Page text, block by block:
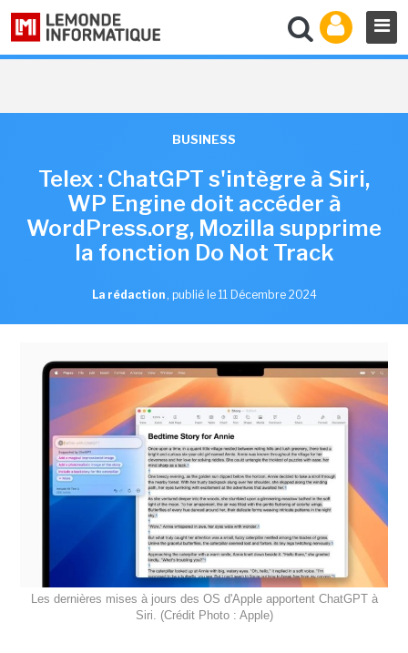
BUSINESS
Telex : ChatGPT s'intègre à Siri,
WP Engine doit accéder à
WordPress.org, Mozilla supprime
la fonction Do Not Track
La rédaction , publié le 11 Décembre 2024
Les dernières mises à jours des OS d'Apple apportent ChatGPT à
Siri. (Crédit Photo : Apple)